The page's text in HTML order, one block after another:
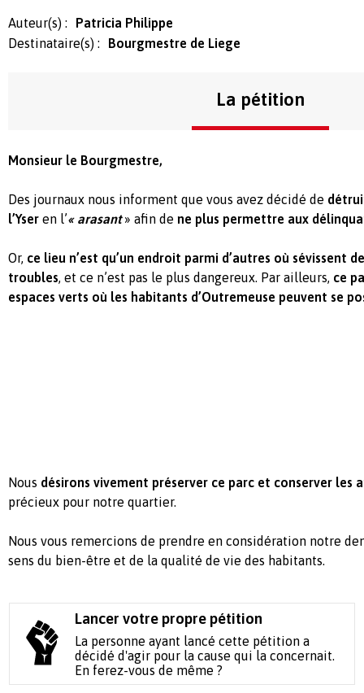
Auteur(s) :
Patricia Philippe
Destinataire(s) :
Bourgmestre de Liege
La pétition
Monsieur le Bourgmestre,
Des journaux nous informent que vous avez décidé de
l’Yser en l’« arasant» afin de ne plus permettre aux
Or, ce lieu n’est qu’un endroit parmi d’autres où sévissent
troubles, et ce n’est pas le plus dangereux. Par ailleurs, ce
espaces verts où les habitants d’Outremeuse peuvent se
Nous désirons vivement préserver ce parc et conserver les
précieux pour notre quartier.
Nous vous remercions de prendre en considération notre
sens du bien-être et de la qualité de vie des habitants.
Lancer votre propre pétition
La personne ayant lancé cette pétition a
décidé d'agir pour la cause qui la concernait.
En ferez-vous de même ?